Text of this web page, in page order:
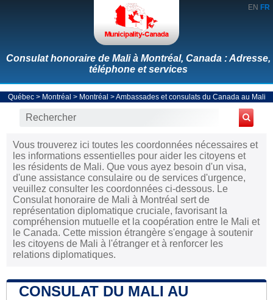
EN FR
Consulat honoraire de Mali à Montréal, Canada : Adresse,
téléphone et services
Québec> Montréal > Montréal >Ambassades et consulats du Canada au Mali
Vous trouverez ici toutes les coordonnées nécessaires et
les informations essentielles pour aider les citoyens et
les résidents de Mali. Que vous ayez besoin d'un visa,
d'une assistance consulaire ou de services d'urgence,
veuillez consulter les coordonnées ci-dessous. Le
Consulat honoraire de Mali à Montréal sert de
représentation diplomatique cruciale, favorisant la
compréhension mutuelle et la coopération entre le Mali et
le Canada. Cette mission étrangère s'engage à soutenir
les citoyens de Mali à l'étranger et à renforcer les
relations diplomatiques.
CONSULAT DU MALI AU